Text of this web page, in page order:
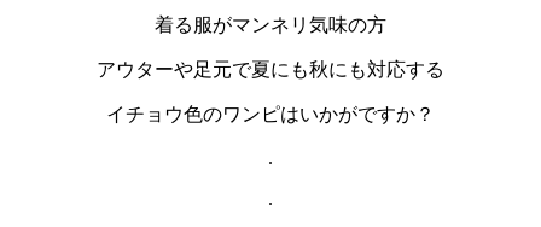
着る服がマンネリ気味の方
アウターや足元で夏にも秋にも対応する
イチョウ色のワンピはいかがですか？
.
.